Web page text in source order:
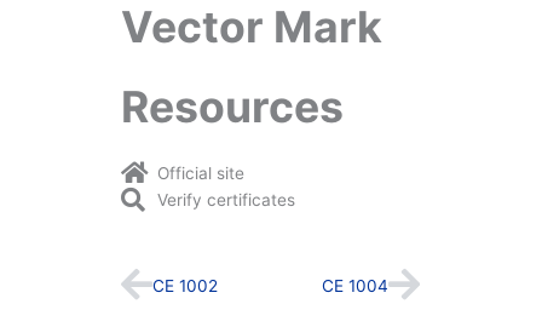
Vector Mark
Resources
Official site
Verify certificates
Prev
CE 1002 CE 1004Next